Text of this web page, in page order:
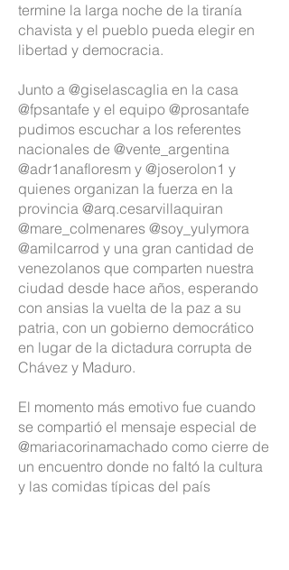
termine la larga noche de la tiranía
chavista y el pueblo pueda elegir en
libertad y democracia.
Junto a @giselascaglia en la casa
@fpsantafe y el equipo @prosantafe
pudimos escuchar a los referentes
nacionales de @vente_argentina
@adr1anafloresm y @joserolon1 y
quienes organizan la fuerza en la
provincia @arq.cesarvillaquiran
@mare_colmenares @soy_yulymora
@amilcarrod y una gran cantidad de
venezolanos que comparten nuestra
ciudad desde hace años, esperando
con ansias la vuelta de la paz a su
patria, con un gobierno democrático
en lugar de la dictadura corrupta de
Chávez y Maduro.
El momento más emotivo fue cuando
se compartió el mensaje especial de
@mariacorinamachado como cierre de
un encuentro donde no faltó la cultura
y las comidas típicas del país